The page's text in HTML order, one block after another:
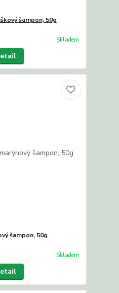
šampon, 50g
Skladem
šampon, 50g
Skladem